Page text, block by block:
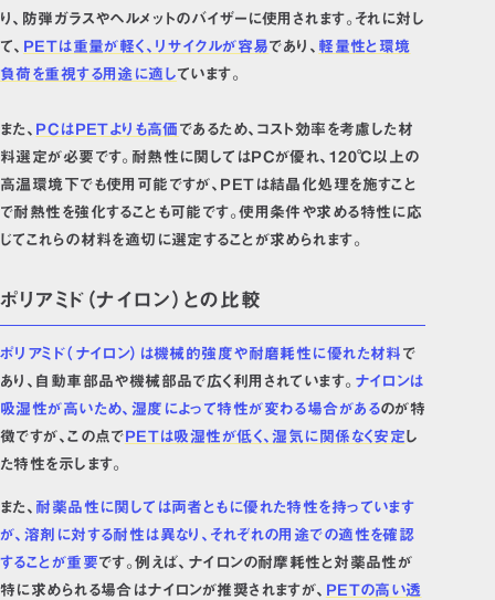
り、防弾ガラスやヘルメットのバイザーに使用されます。それに対し
て、 PETは重量が軽く、リサイクルが容易であり、 軽量性と環境
負荷を重視する用途に適しています。
また、 PCはPETよりも高価 であるため、コスト効率を考慮した材
料選定が必要です。耐熱性に関してはPCが優れ、120℃以上の
高温環境下でも使用可能ですが、PETは結晶化処理を施すこと
で耐熱性を強化することも可能です。使用条件や求める特性に応
じてこれらの材料を適切に選定することが求められます。
ポリアミド（ナイロン）との比較
ポリアミド（ナイロン）は機械的強度や耐磨耗性に優れた材料 で
あり、自動車部品や機械部品で広く利用されています。 ナイロンは
吸湿性が高いため、湿度によって特性が変わる場合があるのが特
徴ですが、この点で PETは吸湿性が低く、湿気に関係なく安定し
た特性を示します。
また、 耐薬品性に関しては両者ともに優れた特性を持っています
が、溶剤に対する耐性は異なり、それぞれの用途での適性を確認
することが重要です。例えば、ナイロンの耐摩耗性と対薬品性が
特に求められる場合はナイロンが推奨されますが、 PETの高い透